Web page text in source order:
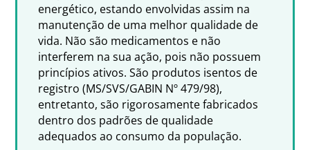
energético, estando envolvidas assim na
manutenção de uma melhor qualidade de
vida. Não são medicamentos e não
interferem na sua ação, pois não possuem
princípios ativos. São produtos isentos de
registro (MS/SVS/GABIN Nº 479/98),
entretanto, são rigorosamente fabricados
dentro dos padrões de qualidade
adequados ao consumo da população.